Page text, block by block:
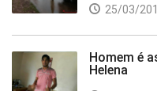
25/03/
Homem é
Helena